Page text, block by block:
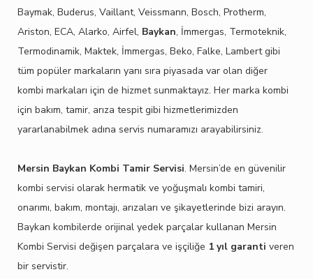
Baymak, Buderus, Vaillant, Veissmann, Bosch, Protherm,
Ariston, ECA, Alarko, Airfel, Baykan, İmmergas, Termoteknik,
Termodinamik, Maktek, İmmergas, Beko, Falke, Lambert gibi
tüm popüler markaların yanı sıra piyasada var olan diğer
kombi markaları için de hizmet sunmaktayız. Her marka kombi
için bakım, tamir, arıza tespit gibi hizmetlerimizden
yararlanabilmek adına servis numaramızı arayabilirsiniz.
Mersin Baykan Kombi Tamir Servisi. Mersin’de en güvenilir
kombi servisi olarak hermatik ve yoğuşmalı kombi tamiri,
onarımı, bakım, montajı, arızaları ve şikayetlerinde bizi arayın.
Baykan kombilerde orijinal yedek parçalar kullanan Mersin
Kombi Servisi değişen parçalara ve işçiliğe 1 yıl garanti veren
bir servistir.